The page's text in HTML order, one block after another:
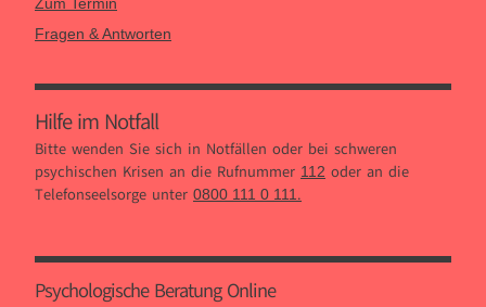
Fragen & Antworten
Hilfe im Notfall
Bitte wenden Sie sich in Notfällen oder bei schweren
psychischen Krisen an die Rufnummer 112 oder an die
Telefonseelsorge unter 0800 111 0 111 .
Psychologische Beratung Online